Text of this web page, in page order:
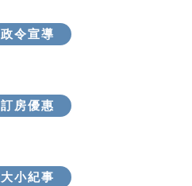
政令宣導
訂房優惠
大小紀事